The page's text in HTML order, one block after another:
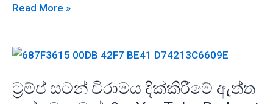
ඇමරිකාව
ලෑස්ති
–
Read More »
ට්‍රම්ප් සටන් විරාමය දික්කිරීමේ ඇත්ත